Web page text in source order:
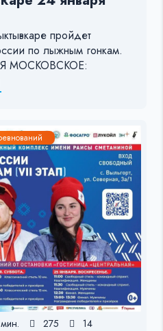
пройдет
по лыжным гонкам.
МОСКОВСКОЕ:
275 14